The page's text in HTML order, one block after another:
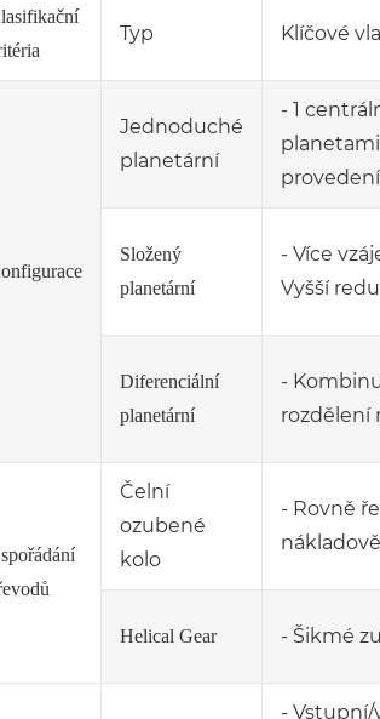
Typ Klíčové
Jednoduché
planetární
- 1
provedení
Složený
planetární
- Více
Vyšší
Diferenciální
planetární
-
rozdělení
Čelní
ozubené
kolo
- Rovně
Helical Gear - Šikmé
- Vstupní/